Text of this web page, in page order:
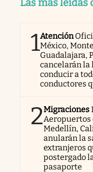
Las más leídas
1Atención
México,
Guadalajara,
cancelarán la
conducir a
conductores
2Migraciones
Aeropuertos
Medellín,
anularán la
extranjeros
postergado
pasaporte